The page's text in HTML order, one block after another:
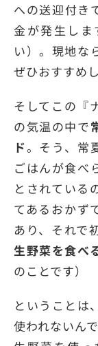
への送迎付き
金が発生し
い）。現地な
ぜひおすすめし
そしてこの『
の気温の中で
ド。そう、常
ごはんが食べ
とされている
てあるおかず
あり、それで
生野菜を食べ
のことです）
ということは
使われないん